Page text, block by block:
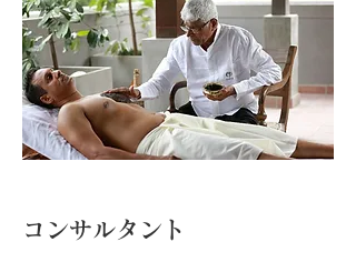
コンサルタント